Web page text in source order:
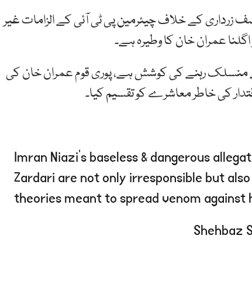
زرداری کے خلاف چیئرمین پی ٹی آئی کے الزامات غیر
اگلنا عمران خان کا وطیرہ ہے۔
منسلک رہنے کی کوشش ہے، پوری قوم عمران خان کی
کی خاطر معاشرے کو تقسیم کیا۔
Imran Niazi’s baseless & dangerous
Zardari are not only irresponsible but
theories meant to spread venom against